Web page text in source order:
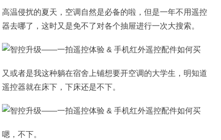
高温侵扰的夏天，空调自然是必备的啦，但是一年不用遥控
器去哪了，这时又是免不了对各个抽屉进行一次大搜索。
又或者是我这种躺在宿舍上铺想要开空调的大学生，明知道
遥控器就在床下，下床还是不下。
嗯，不下。